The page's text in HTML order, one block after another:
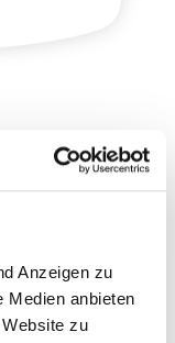
Anzeigen zu
Medien anbieten
zu